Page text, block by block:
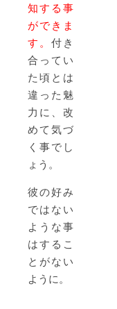
知する事
ができま
す。 付き
合ってい
た頃とは
違った魅
力に、改
めて気づ
く事でし
ょう。
彼の好み
ではない
ような事
はするこ
とがない
ように。